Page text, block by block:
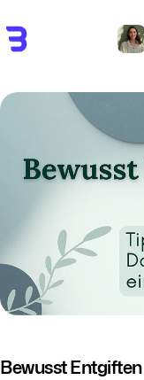
Bewusst Entgiften